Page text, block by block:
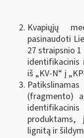
Kvapiųjų
pasinaudoti
27 straipsnio
identifikacinis
iš „KV-N“ į
(fragmento)
identifikacinis
produktams,
lignitą ir